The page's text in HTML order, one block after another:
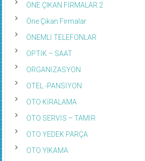
ÖNE ÇIKAN FİRMALAR 2
Öne Çıkan Firmalar
ÖNEMLİ TELEFONLAR
OPTİK – SAAT
ORGANİZASYON
OTEL -PANSİYON
OTO KİRALAMA
OTO SERVİS – TAMİR
OTO YEDEK PARÇA
OTO YIKAMA